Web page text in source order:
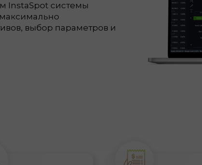
InstaSpot системы
выбор параметров и